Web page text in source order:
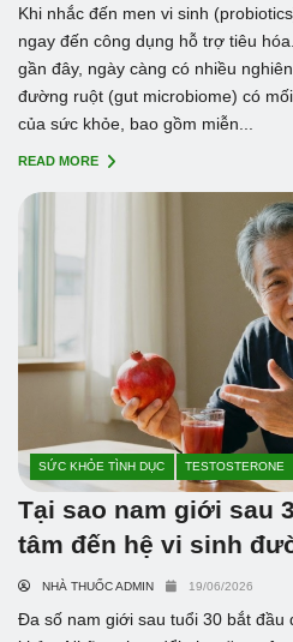
Khi nhắc đến men vi sinh
ngay đến công dụng hỗ trợ tiêu
gần đây, ngày càng có nhiều
đường ruột (gut microbiome) có
của sức khỏe, bao gồm miễn...
READ MORE
SỨC KHỎE TÌNH DỤC TESTOSTERONE
Tại sao nam giới sau
tâm đến hệ vi sinh
NHÀ THUỐC ADMIN 19/06/2026
Đa số nam giới sau tuổi 30 bắt đầu